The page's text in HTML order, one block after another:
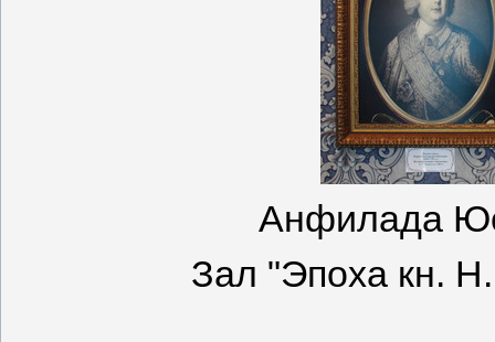
Анфилада
Зал "Эпоха кн.